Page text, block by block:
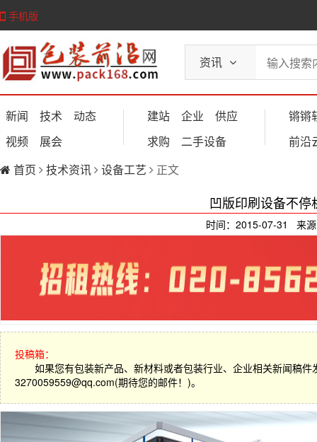
手机版
资讯
新闻 技术
动态
视频
展会
建站 企业
供应
求购
二手设备
锵锵
前沿
首页
技术资讯 设备工艺 正文
凹版印刷设备不
时间：2015-07-31 来
投稿箱：
如果您有包装新产品、新材料或者包装行业、企业相关新闻稿
3270059559@qq.com(期待您的邮件！)。